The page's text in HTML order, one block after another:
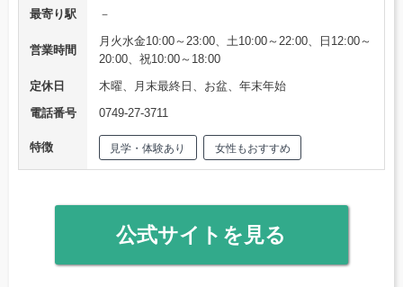
最寄り駅
－
営業時間
月火水金10:00～23:00、土10:00～22:00、日12:00～
20:00、祝10:00～18:00
定休日
木曜、月末最終日、お盆、年末年始
電話番号
0749-27-3711
特徴 見学・体験あり 女性もおすすめ
公式サイトを見る